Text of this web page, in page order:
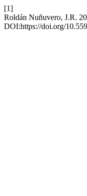
[1]
Roldán Nuñuvero, J.R.
DOI:https://doi.org/